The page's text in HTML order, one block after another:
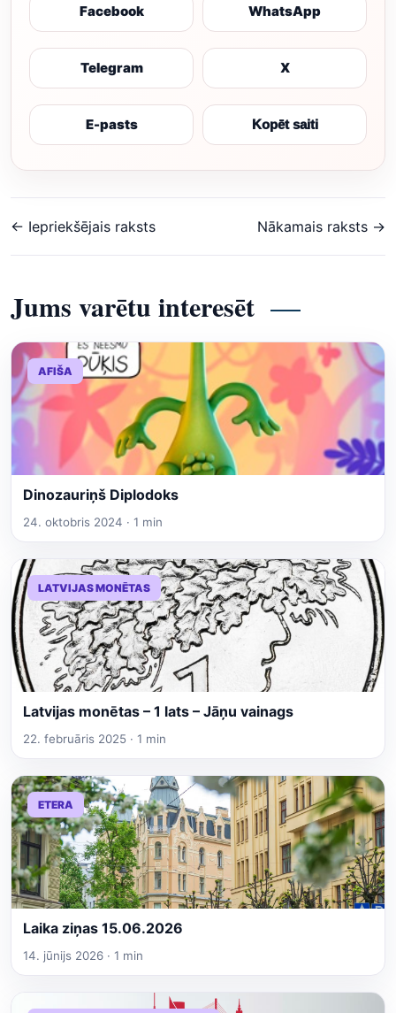
Facebook WhatsApp
Telegram X
E-pasts Kopēt saiti
← Iepriekšējais raksts Nākamais raksts →
Jums varētu interesēt
AFIŠA
Dinozauriņš Diplodoks
24. oktobris 2024 · 1 min
LATVIJAS MONĒTAS
Latvijas monētas – 1 lats – Jāņu vainags
22. februāris 2025 · 1 min
ETERA
Laika ziņas 15.06.2026
14. jūnijs 2026 · 1 min